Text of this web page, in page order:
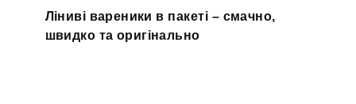
Ліниві вареники в пакеті – смачно,
швидко та оригінально